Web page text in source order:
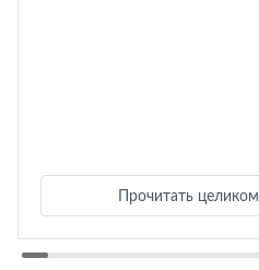
Прочитать целиком